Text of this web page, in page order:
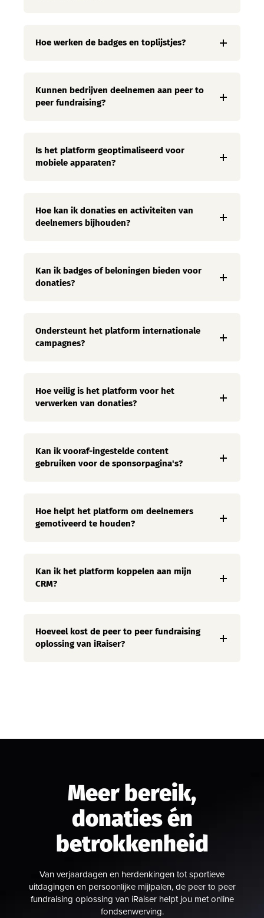
Hoe werken de badges en toplijstjes?
Kunnen bedrijven deelnemen aan peer to
peer fundraising?
Is het platform geoptimaliseerd voor
mobiele apparaten?
Hoe kan ik donaties en activiteiten van
deelnemers bijhouden?
Kan ik badges of beloningen bieden voor
donaties?
Ondersteunt het platform internationale
campagnes?
Hoe veilig is het platform voor het
verwerken van donaties?
Kan ik vooraf-ingestelde content
gebruiken voor de sponsorpagina's?
Hoe helpt het platform om deelnemers
gemotiveerd te houden?
Kan ik het platform koppelen aan mijn
CRM?
Hoeveel kost de peer to peer fundraising
oplossing van iRaiser?
Meer bereik,
donaties én
betrokkenheid
Van verjaardagen en herdenkingen tot sportieve
uitdagingen en persoonlijke mijlpalen, de peer to peer
fundraising oplossing van iRaiser helpt jou met online
fondsenwerving.